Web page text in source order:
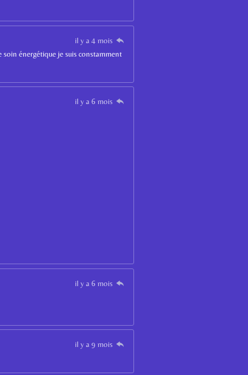
il y a 4 mois
soin énergétique je suis constamment
il y a 6 mois
il y a 6 mois
il y a 9 mois